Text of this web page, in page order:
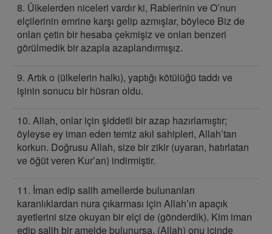
8. Ülkelerden niceleri vardır ki, Rablerinin ve O’nun
elçilerinin emrine karşı gelip azmışlar, böylece Biz de
onları çetin bir hesaba çekmişiz ve onları benzeri
görülmedik bir azapla azaplandırmışız.
9. Artık o (ülkelerin halkı), yaptığı kötülüğü taddı ve
işinin sonucu bir hüsran oldu.
10. Allah, onlar için şiddetli bir azap hazırlamıştır;
öyleyse ey iman eden temiz akıl sahipleri, Allah’tan
korkun. Doğrusu Allah, size bir zikir (uyaran, hatırlatan
ve öğüt veren Kur’an) indirmiştir.
11. İman edip salih amellerde bulunanları
karanlıklardan nura çıkarması için Allah’ın apaçık
ayetlerini size okuyan bir elçi de (gönderdik). Kim iman
edip salih bir amelde bulunursa, (Allah) onu içinde